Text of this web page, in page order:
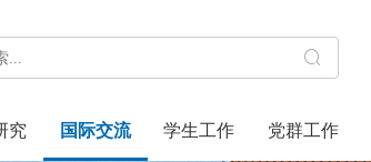
究 国际交流 学生工作 党群工作